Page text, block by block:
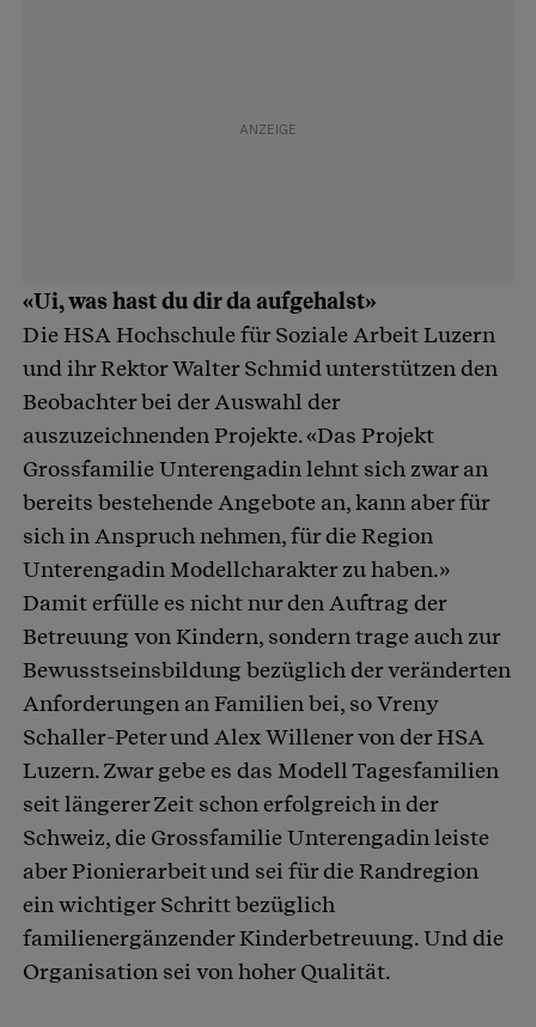
«Ui, was hast du dir da aufgehalst»
Die HSA Hochschule für Soziale Arbeit Luzern
und ihr Rektor Walter Schmid unterstützen den
Beobachter bei der Auswahl der
auszuzeichnenden Projekte. «Das Projekt
Grossfamilie Unterengadin lehnt sich zwar an
bereits bestehende Angebote an, kann aber für
sich in Anspruch nehmen, für die Region
Unterengadin Modellcharakter zu haben.»
Damit erfülle es nicht nur den Auftrag der
Betreuung von Kindern, sondern trage auch zur
Bewusstseinsbildung bezüglich der veränderten
Anforderungen an Familien bei, so Vreny
Schaller-Peter und Alex Willener von der HSA
Luzern. Zwar gebe es das Modell Tagesfamilien
seit längerer Zeit schon erfolgreich in der
Schweiz, die Grossfamilie Unterengadin leiste
aber Pionierarbeit und sei für die Randregion
ein wichtiger Schritt bezüglich
familienergänzender Kinderbetreuung. Und die
Organisation sei von hoher Qualität.